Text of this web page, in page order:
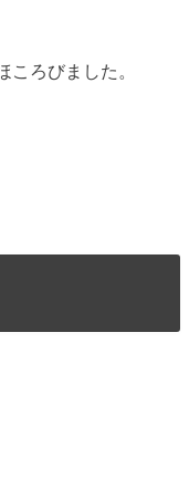
ろびました。